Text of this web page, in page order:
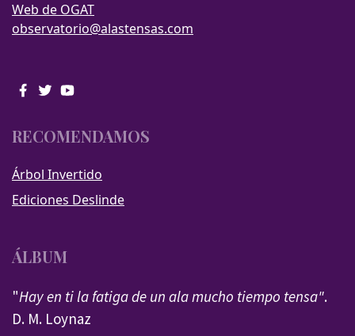
Web de OGAT
observatorio@alastensas.com
RECOMENDAMOS
Árbol Invertido
Ediciones Deslinde
ÁLBUM
"Hay en ti la fatiga de un ala mucho tiempo tensa".
D. M. Loynaz